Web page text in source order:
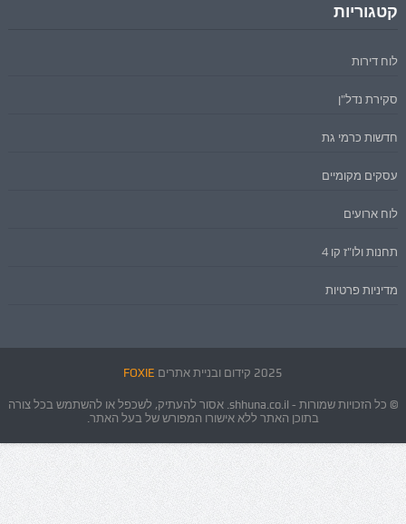
קטגוריות
לוח דירות
סקירת נדל"ן
חדשות כרמי גת
עסקים מקומיים
לוח ארועים
תחנות ולו"ז קו 4
מדיניות פרטיות
2025 קידום ובניית אתרים FOXIE
© כל הזכויות שמורות - shhuna.co.il. אסור להעתיק, לשכפל או להשתמש בכל צורה
בתוכן האתר ללא אישורו המפורש של בעל האתר.